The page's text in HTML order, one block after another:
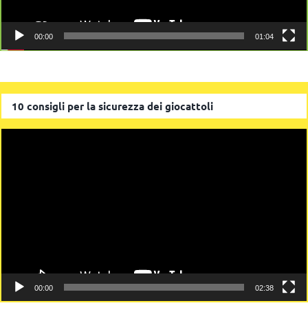
00:00 01:04
10 consigli per la sicurezza dei giocattoli
00:00 02:38